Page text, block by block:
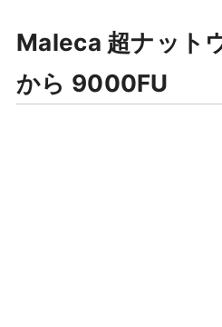
Maleca 超ナット
から 9000FU